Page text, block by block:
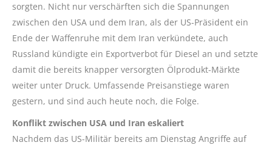
sorgten. Nicht nur verschärften sich die Spannungen
zwischen den USA und dem Iran, als der US-Präsident ein
Ende der Waffenruhe mit dem Iran verkündete, auch
Russland kündigte ein Exportverbot für Diesel an und setzte
damit die bereits knapper versorgten Ölprodukt-Märkte
weiter unter Druck. Umfassende Preisanstiege waren
gestern, und sind auch heute noch, die Folge.
Konflikt zwischen USA und Iran eskaliert
Nachdem das US-Militär bereits am Dienstag Angriffe auf